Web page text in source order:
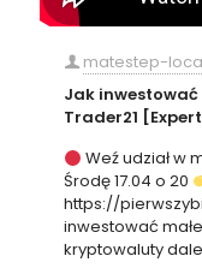
matestep-
Jak
Trader21
Weź udział w
Środę 17.04 o 20
https://
inwestować
kryptowaluty